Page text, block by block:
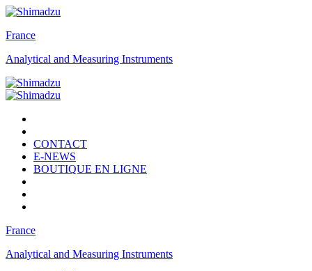
France
Analytical and Measuring Instruments
CONTACT
E-NEWS
BOUTIQUE EN LIGNE
France
Analytical and Measuring Instruments